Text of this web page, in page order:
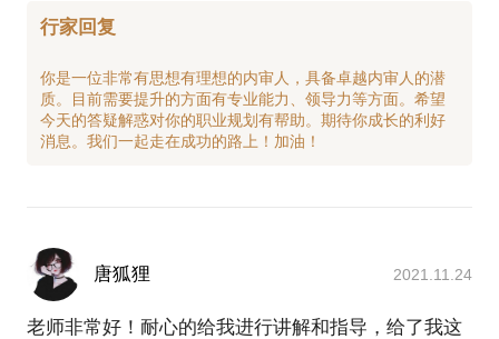
行家回复
你是一位非常有思想有理想的内审人，具备卓越内审人的潜
质。目前需要提升的方面有专业能力、领导力等方面。希望
今天的答疑解惑对你的职业规划有帮助。期待你成长的利好
唐狐狸 2021.11.24
老师非常好！耐心的给我进行讲解和指导，给了我这